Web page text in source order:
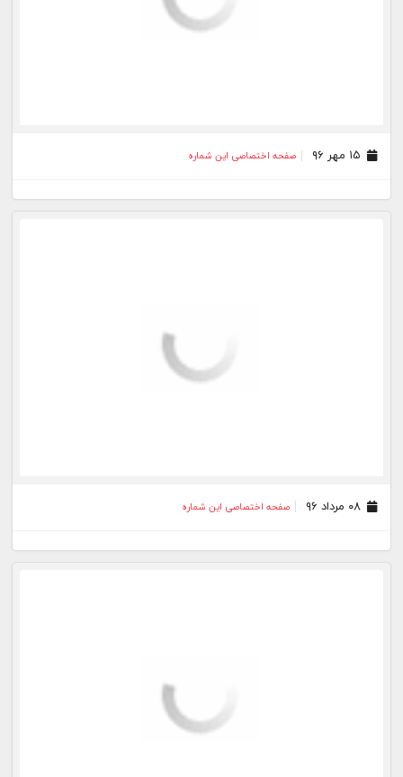
صفحه اختصاصی این شماره
۰۸ مرداد ۹۶ صفحه اختصاصی این شماره